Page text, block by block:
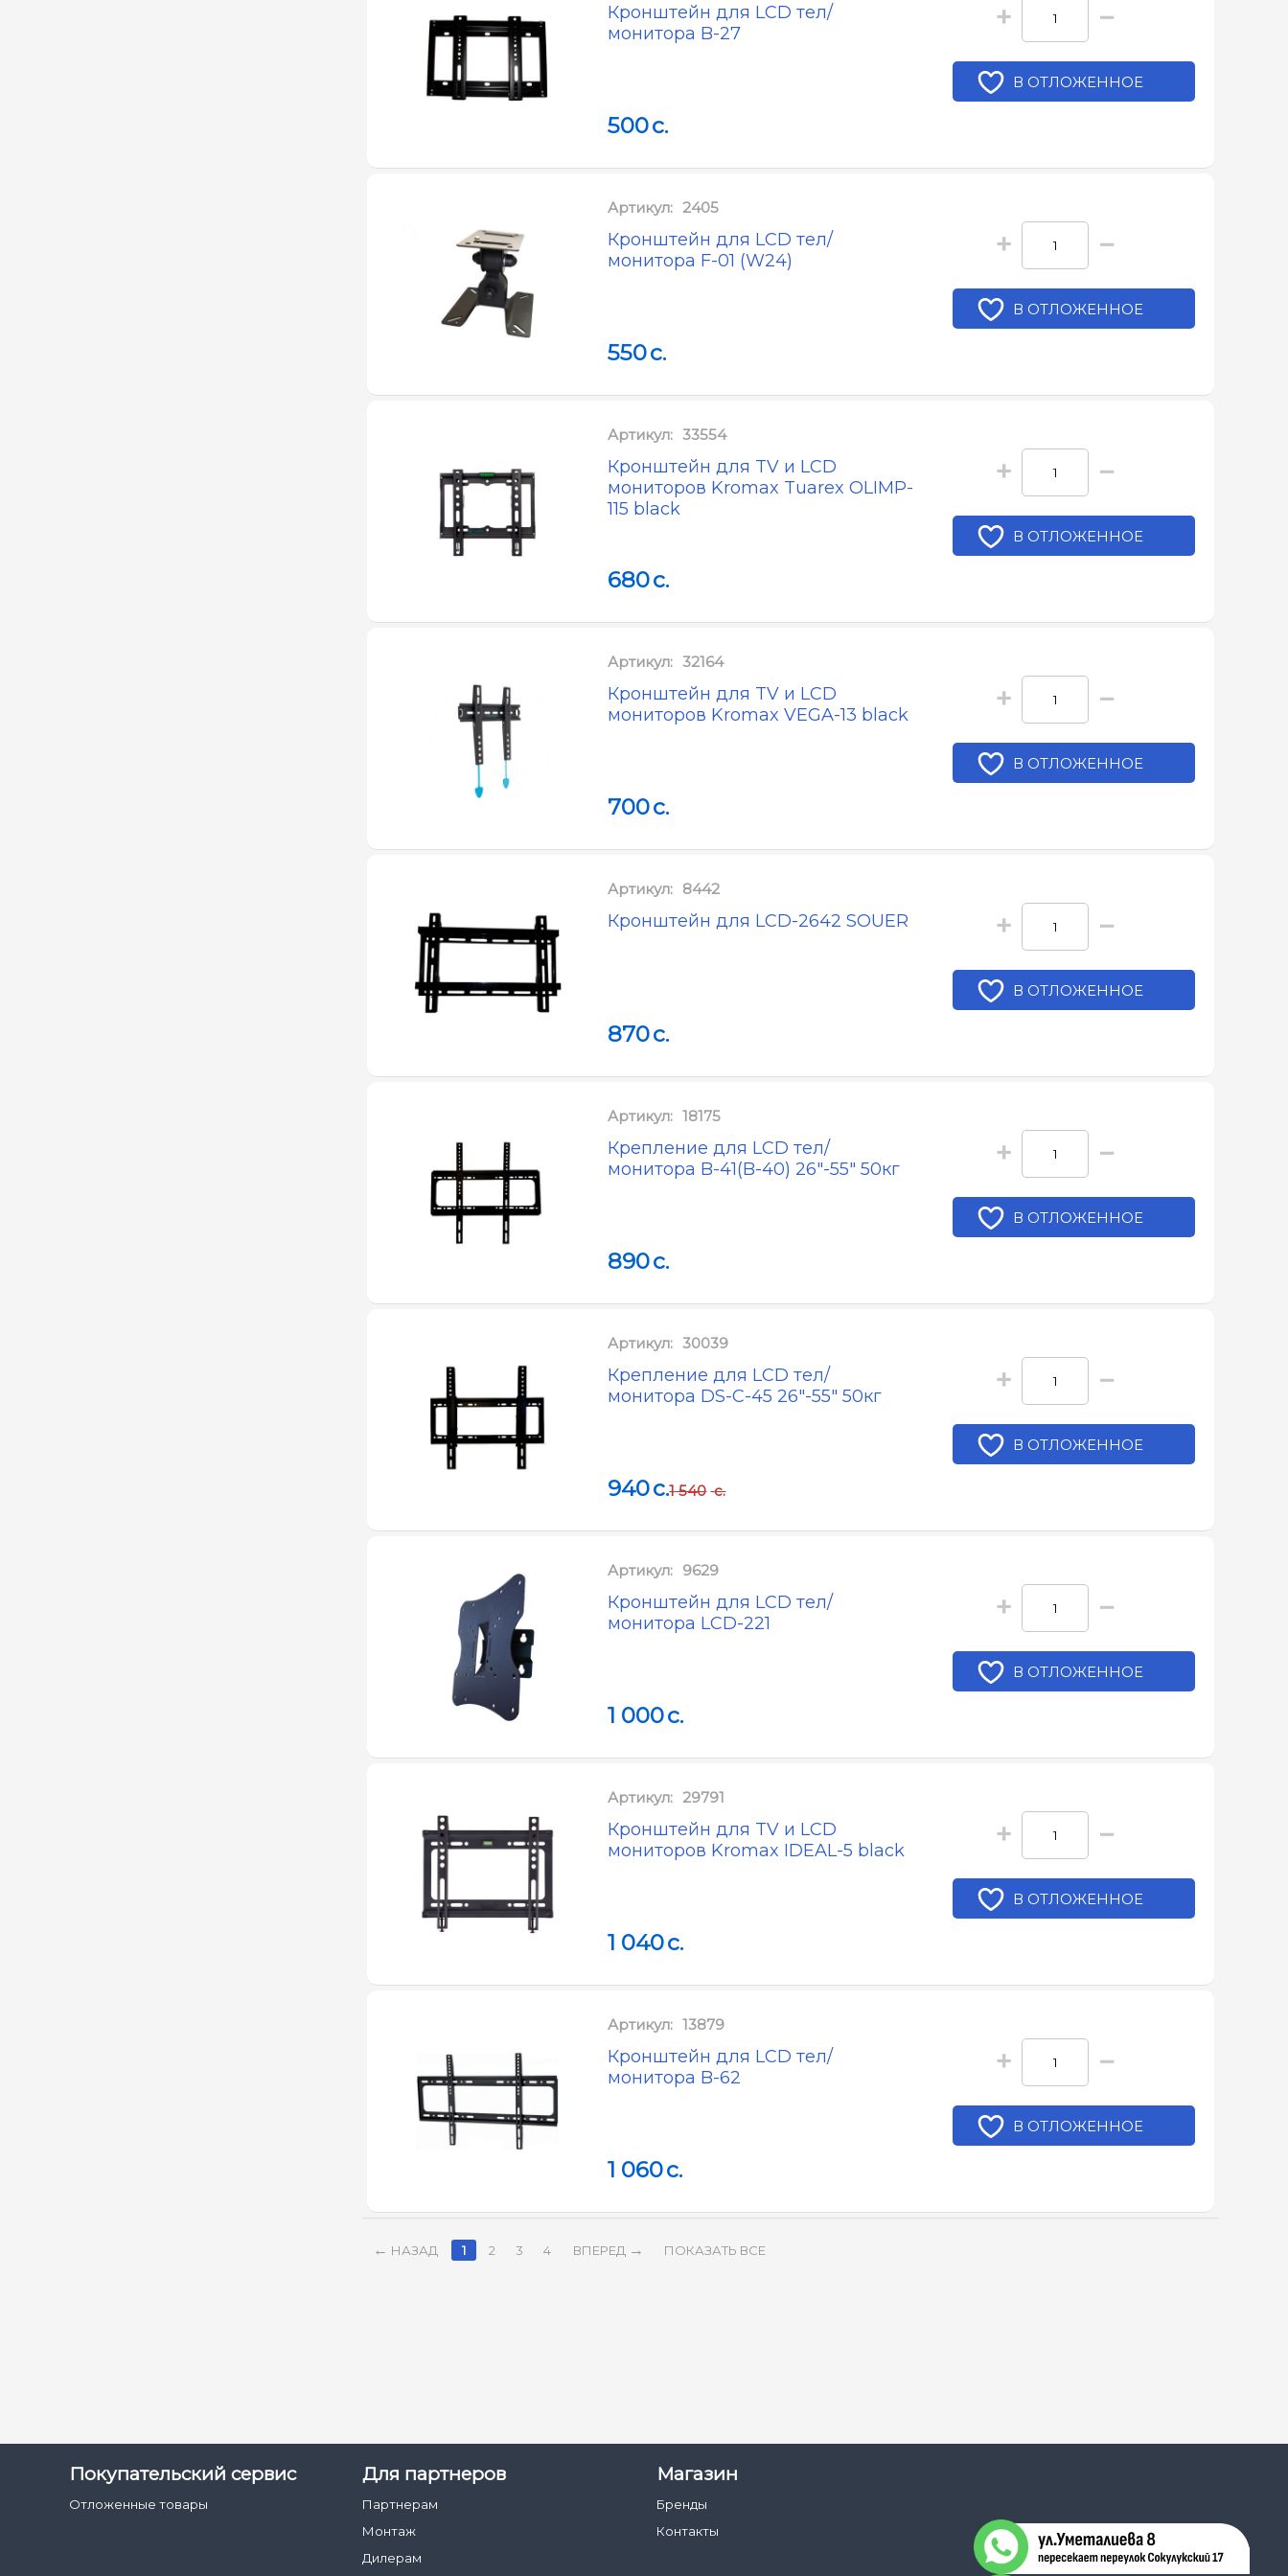
Кронштейн для LCD тел/
монитора B-27
500c.
+ −
В ОТЛОЖЕННОЕ
Артикул: 2405
Кронштейн для LCD тел/
монитора F-01 (W24)
550c.
+ −
В ОТЛОЖЕННОЕ
Артикул: 33554
Кронштейн для TV и LCD
мониторов Kromax Tuarex OLIMP-
115 black
680c.
+ −
В ОТЛОЖЕННОЕ
Артикул: 32164
Кронштейн для TV и LCD
мониторов Kromax VEGA-13 black
700c.
+ −
В ОТЛОЖЕННОЕ
Артикул: 8442
Кронштейн для LCD-2642 SOUER
870c.
+ −
В ОТЛОЖЕННОЕ
Артикул: 18175
Крепление для LCD тел/
монитора B-41(B-40) 26"-55" 50кг
890c.
+ −
В ОТЛОЖЕННОЕ
Артикул: 30039
Крепление для LCD тел/
монитора DS-C-45 26"-55" 50кг
940c.1 540 c.
+ −
В ОТЛОЖЕННОЕ
Артикул: 9629
Кронштейн для LCD тел/
монитора LCD-221
1 000c.
+ −
В ОТЛОЖЕННОЕ
Артикул: 29791
Кронштейн для TV и LCD
мониторов Kromax IDEAL-5 black
1 040c.
+ −
В ОТЛОЖЕННОЕ
Артикул: 13879
Кронштейн для LCD тел/
монитора B-62
1 060c.
+ −
В ОТЛОЖЕННОЕ
НАЗАД 1 2 3 4 ВПЕРЕД ПОКАЗАТЬ ВСЕ
Покупательский сервис
Отложенные товары
Для партнеров
Партнерам
Монтаж
Дилерам
Магазин
Бренды
Контакты